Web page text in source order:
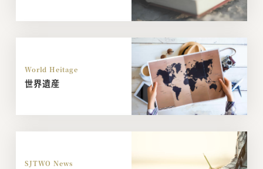
World Heitage
世界遺産
SJTWO News